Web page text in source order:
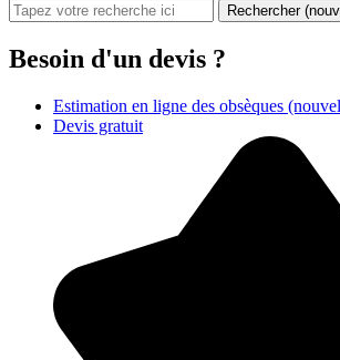
Rechercher
Besoin d'un devis ?
Estimation en ligne des obsèques
Devis gratuit